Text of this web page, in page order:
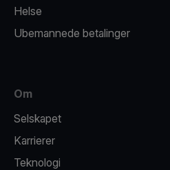
Helse
Ubemannede betalinger
Om
Selskapet
Karrierer
Teknologi